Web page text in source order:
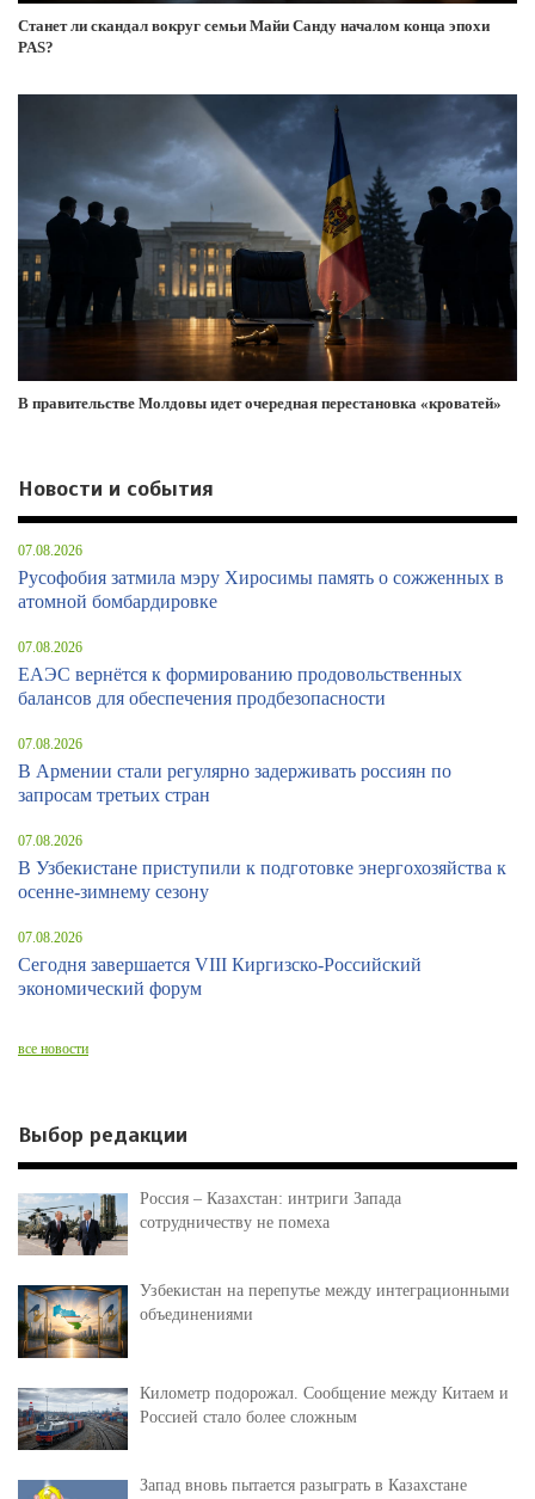
Станет ли скандал вокруг семьи Майи Санду началом конца эпохи
PAS?
В правительстве Молдовы идет очередная перестановка «кроватей»
Новости и события
07.08.2026
Русофобия затмила мэру Хиросимы память о сожженных в
атомной бомбардировке
07.08.2026
ЕАЭС вернётся к формированию продовольственных
балансов для обеспечения продбезопасности
07.08.2026
В Армении стали регулярно задерживать россиян по
запросам третьих стран
07.08.2026
В Узбекистане приступили к подготовке энергохозяйства к
осенне-зимнему сезону
07.08.2026
Сегодня завершается VIII Киргизско-Российский
экономический форум
все новости
Выбор редакции
Россия – Казахстан: интриги Запада
сотрудничеству не помеха
Узбекистан на перепутье между интеграционными
объединениями
Километр подорожал. Сообщение между Китаем и
Россией стало более сложным
Запад вновь пытается разыграть в Казахстане